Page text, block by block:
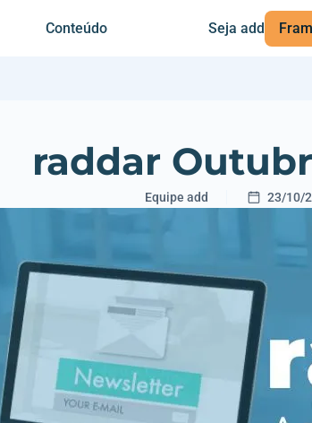
Conteúdo Seja add
raddar
Equipe add 23/10/